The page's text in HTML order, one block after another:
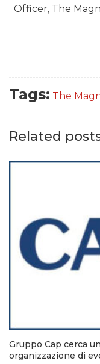
Officer, The
Tags: The
Related
Gruppo Cap cerca
organizzazione di